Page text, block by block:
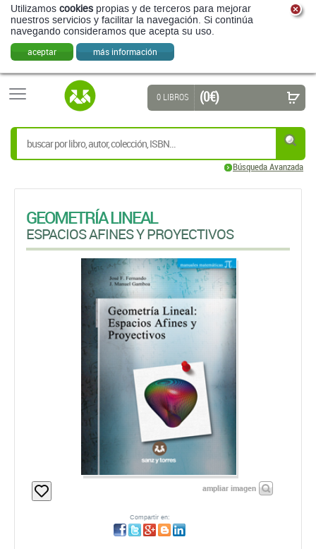
Utilizamos cookies propias y de terceros para mejorar
nuestros servicios y facilitar la navegación. Si continúa
navegando consideramos que acepta su uso.
aceptar más información
Búsqueda Avanzada
0 LIBROS (0 €)
GEOMETRÍA LINEAL
ESPACIOS AFINES Y PROYECTIVOS
ampliar imagen
Compartir en: